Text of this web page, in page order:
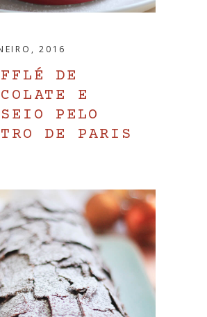
2016
DE
E
PELO
DE PARIS